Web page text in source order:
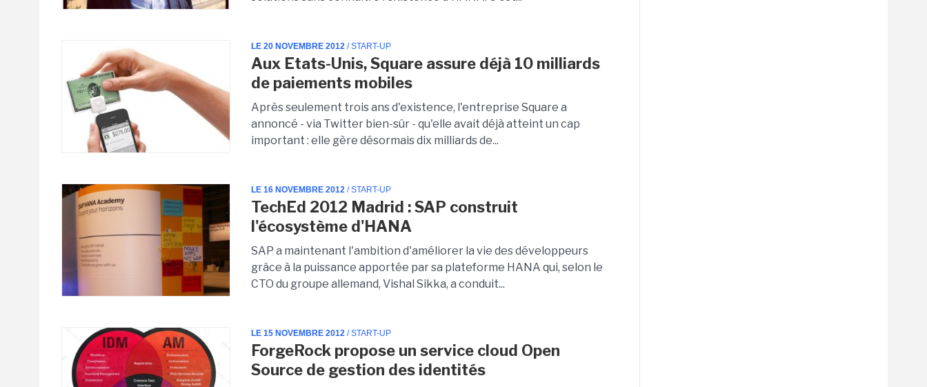
LE 20 NOVEMBRE 2012 / START-UP
Aux Etats-Unis, Square assure déjà 10 milliards
de paiements mobiles
Après seulement trois ans d'existence, l'entreprise Square a
annoncé - via Twitter bien-sûr - qu'elle avait déjà atteint un cap
important : elle gère désormais dix milliards de...
LE 16 NOVEMBRE 2012 / START-UP
TechEd 2012 Madrid : SAP construit
l'écosystème d'HANA
SAP a maintenant l'ambition d'améliorer la vie des développeurs
grâce à la puissance apportée par sa plateforme HANA qui, selon le
CTO du groupe allemand, Vishal Sikka, a conduit...
LE 15 NOVEMBRE 2012 / START-UP
ForgeRock propose un service cloud Open
Source de gestion des identités